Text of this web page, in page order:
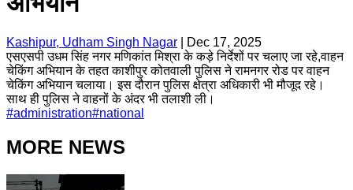
Kashipur, Udham Singh Nagar
Dec 17, 2025
एसएसपी उधम सिंह नगर मणिकांत मिश्रा के कड़े निर्देशों पर चलाए जा रहे,वाहन
चेकिंग अभियान के तहत काशीपुर कोतवाली पुलिस ने रामनगर रोड पर वाहन
चेकिंग अभियान चलाया। इस दौरान पुलिस क्षेत्रा अधिकारी भी मौजूद रहे।
साथ ही पुलिस ने वाहनों के अंदर भी तलाशी ली।
#administration#national
MORE NEWS